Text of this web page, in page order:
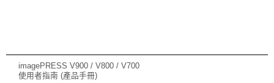
imagePRESS V900 / V800 / V700
使用者指南 (產品手冊)